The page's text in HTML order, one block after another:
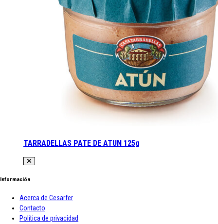
TARRADELLAS PATE DE ATUN 125g
Información
Acerca de Cesarfer
Contacto
Política de privacidad